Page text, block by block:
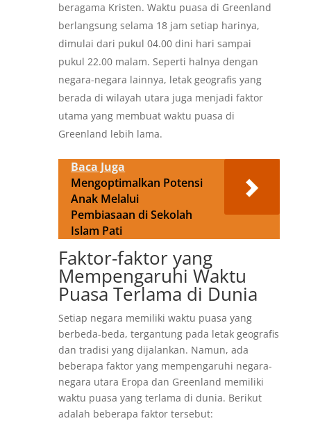
beragama Kristen. Waktu puasa di Greenland
berlangsung selama 18 jam setiap harinya,
dimulai dari pukul 04.00 dini hari sampai
pukul 22.00 malam. Seperti halnya dengan
negara-negara lainnya, letak geografis yang
berada di wilayah utara juga menjadi faktor
utama yang membuat waktu puasa di
Greenland lebih lama.
Baca Juga
Mengoptimalkan Potensi
Anak Melalui
Pembiasaan di Sekolah
Islam Pati
Faktor-faktor yang
Mempengaruhi Waktu
Puasa Terlama di Dunia
Setiap negara memiliki waktu puasa yang
berbeda-beda, tergantung pada letak geografis
dan tradisi yang dijalankan. Namun, ada
beberapa faktor yang mempengaruhi negara-
negara utara Eropa dan Greenland memiliki
waktu puasa yang terlama di dunia. Berikut
adalah beberapa faktor tersebut: